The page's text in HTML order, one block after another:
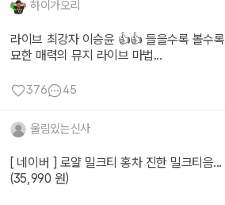
하이가오리
라이브 최강자 이승윤 👍👍 들을수록 볼수록
묘한 매력의 뮤지 라이브 마법...
376 45
울림있는신사
[ 네이버 ] 로얄 밀크티 홍차 진한 밀크티음...
(35,990 원)